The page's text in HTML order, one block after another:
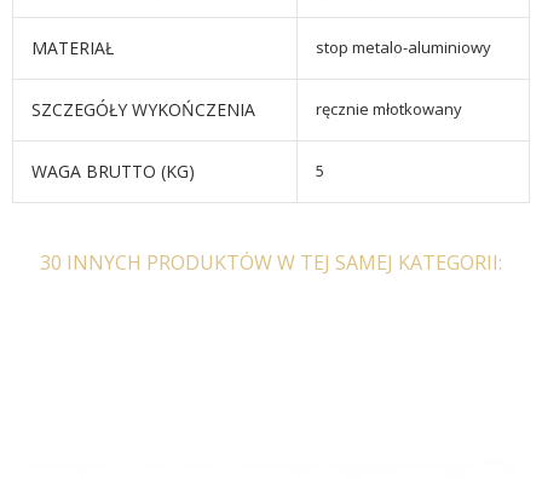
MATERIAŁ stop metalo-aluminiowy
SZCZEGÓŁY WYKOŃCZENIA ręcznie młotkowany
WAGA BRUTTO (KG) 5
30 INNYCH PRODUKTÓW W TEJ SAMEJ KATEGORII: